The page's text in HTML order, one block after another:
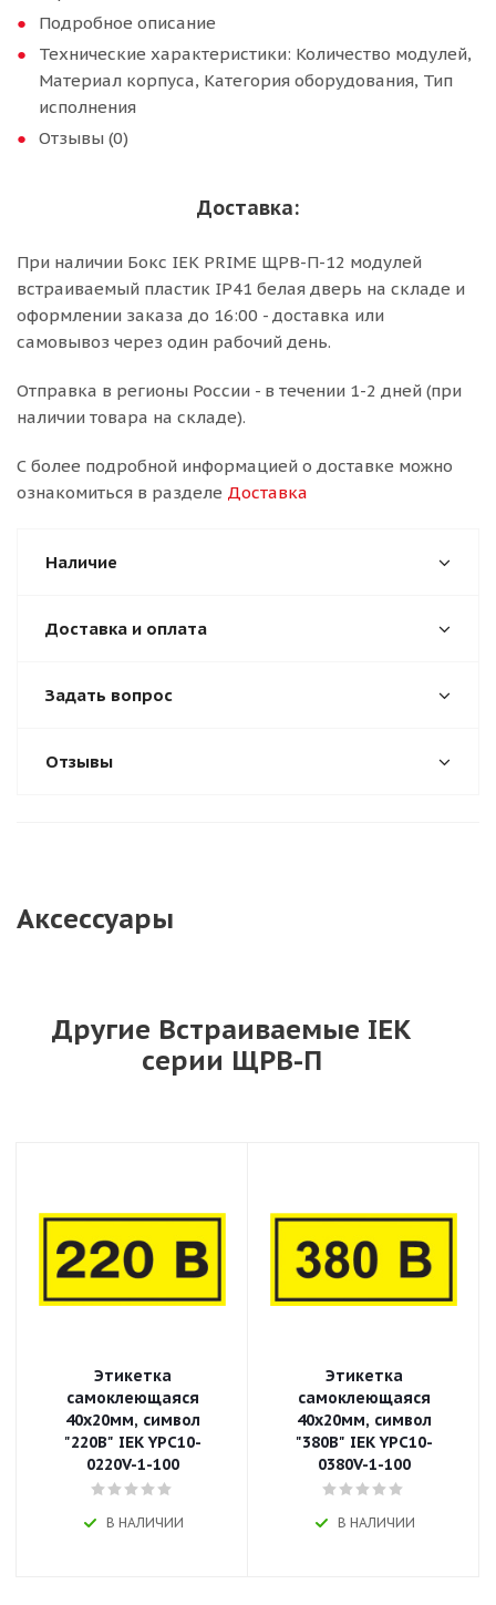
Подробное описание
Технические характеристики: Количество модулей,
Материал корпуса, Категория оборудования, Тип
исполнения
Отзывы (0)
Доставка:
При наличии Бокс IEK PRIME ЩРВ-П-12 модулей
встраиваемый пластик IP41 белая дверь на складе и
оформлении заказа до 16:00 - доставка или
самовывоз через один рабочий день.
Отправка в регионы России - в течении 1-2 дней (при
наличии товара на складе).
С более подробной информацией о доставке можно
ознакомиться в разделе Доставка
Наличие
Доставка и оплата
Задать вопрос
Отзывы
Аксессуары
Другие Встраиваемые IEK
серии ЩРВ-П
Этикетка
самоклеющаяся
40х20мм, символ
"220В" IEK YPC10-
0220V-1-100
В НАЛИЧИИ
Этикетка
самоклеющаяся
40х20мм, символ
"380В" IEK YPC10-
0380V-1-100
В НАЛИЧИИ